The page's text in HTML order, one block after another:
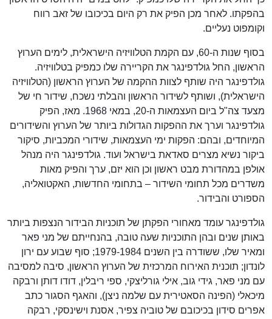
בהפקתו. לאחר מכן הפיק את רק היום בכיכובו של זאב רווח
וקומפוט נעליים.
בסוף שנות ה-60, עם הקמת הטלוויזיה הישראלית, לימים הערוץ
הראשון, החל גולדפינגר את הקריירה שלו כמפיק בטלוויזיה.
גולדפינגר היה שותף לצוות ההקמה של הערוץ הראשון (הטלוויזיה
הישראלית), ושותף לשידור הראשון והבלתי נשכח, שידור חי של
מצעד צה"ל ביום העצמאות ה-20, במאי 1968. מאז, הפיק
גולדפינגר וערך את ההפקות הגדולות ביותר של הערוץ והשידורים
המיוחדים, ובהם: הפקות ימי העצמאות, שידורי המכביות, סיקור
ביקור נשיא מצרים סאדאת בישראל ועוד. גולדפינגר היה מנהל
אולפן במהדורת מבט ראשון וכן הוא יזם, ערך והפיק מאות
משדרים מכל תחומי השידור – בתחומי החדשות, האקטואליה,
הספורט והבידור.
גולדפינגר עומד מאחורי הפקתן של תוכניות הבידור הנצפות ביותר
באותן שנים ובהן התוכניות שעה טובה, בהנחייתם של מני פאר
ומאיר שלו, ששודרה בין השנים 1979-1984; סוף שבוע עם ירון
לונדון; תוכנית האירוח המרכזית של הערוץ הראשון, סיבה למסיבה
עם מני פאר, גידי גוב, אילי גורליצקי, ספי ריבלין, דודו דותן ורבקה
מיכאלי (הפינה הסאטירית עם שלמה ניצן), והאגף הסגור כתב
אפרים סידון בכיכובם של טוביה צפיר, אסנת וישינסקי, רבקה